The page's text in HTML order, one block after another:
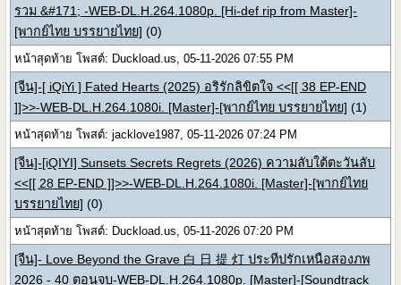
รวม &#171; -WEB-DL.H.264.1080p. [Hi-def rip from Master]-
[พากย์ไทย บรรยายไทย] (0)
หน้าสุดท้าย โพสต์: Duckload.us, 05-11-2026 07:55 PM
[จีน]-[ iQiYi ] Fated Hearts (2025) อริรักลิขิตใจ <<[[ 38 EP-END
]]>>-WEB-DL.H.264.1080i. [Master]-[พากย์ไทย บรรยายไทย] (1)
หน้าสุดท้าย โพสต์: jacklove1987, 05-11-2026 07:24 PM
[จีน]-[iQIYI] Sunsets Secrets Regrets (2026) ความลับใต้ตะวันลับ
<<[[ 28 EP-END ]]>>-WEB-DL.H.264.1080i. [Master]-[พากย์ไทย
บรรยายไทย] (0)
หน้าสุดท้าย โพสต์: Duckload.us, 05-11-2026 07:20 PM
[จีน]- Love Beyond the Grave 白 日 提 灯 ประทีปรักเหนือสองภพ
2026 - 40 ตอนจบ-WEB-DL.H.264.1080p. [Master]-[Soundtrack